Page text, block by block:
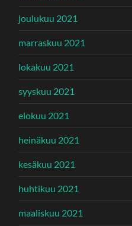
joulukuu 2021
marraskuu 2021
lokakuu 2021
syyskuu 2021
elokuu 2021
heinäkuu 2021
kesäkuu 2021
huhtikuu 2021
maaliskuu 2021